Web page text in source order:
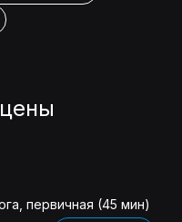
первичная (45 мин)